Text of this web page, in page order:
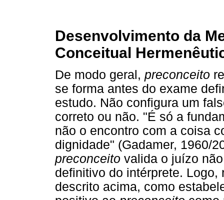
Desenvolvimento da
Conceitual
De modo geral, preconceito
se forma antes do exame
estudo. Não configura um
correto ou não. "É só a
não o encontro com a coisa
dignidade" (Gadamer, 1960/
preconceito valida o juízo
definitivo do intérprete.
descrito acima, como